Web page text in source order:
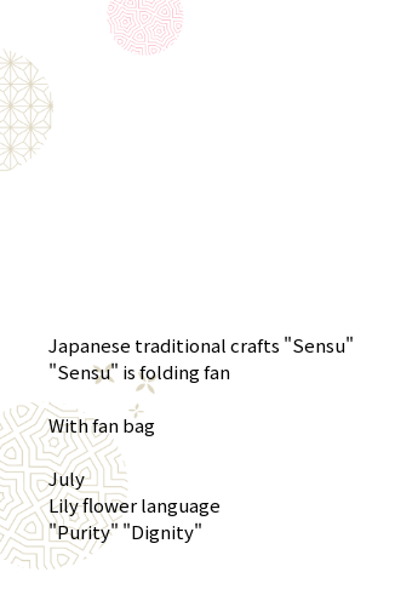
Japanese traditional crafts "Sensu"
"Sensu" is folding fan
With fan bag
July
Lily flower language
"Purity" "Dignity"